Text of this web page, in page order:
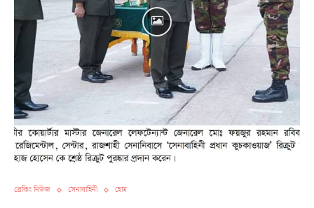
ব্রেকিং নিউজ সেনাবাহিনী হোম